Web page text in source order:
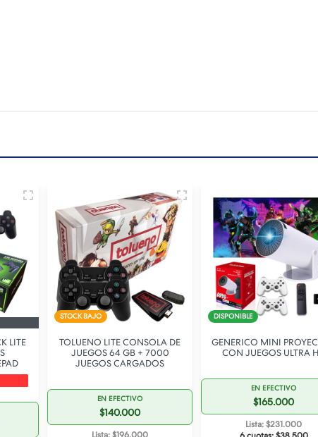
LITE
STOCK BAJO
TOLUENO LITE CONSOLA DE
JUEGOS 64 GB + 7000
JUEGOS CARGADOS
EN EFECTIVO
$140.000
Lista: $196.000
DISPONIBLE
GENERICO MINI
CON JUEGOS ULTRA
EN EFECTIVO
$165.000
Lista: $231.000